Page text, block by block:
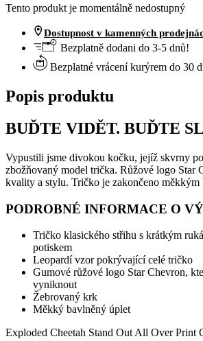
Tento produkt je momentálně nedostupný
Dostupnost v kamenných
Bezplatně dodani do 3-5 dnů!
Bezplatné vrácení kurýrem do 30
Popis produktu
BUĎTE VIDĚT. BUĎTE
Vypustili jsme divokou kočku, jejíž skvrny
zbožňovaný model trička. Růžové logo Star
kvality a stylu. Tričko je zakončeno měkkým
PODROBNÉ INFORMACE O
Tričko klasického střihu s krátkým
potiskem
Leopardí vzor pokrývající celé tričko
Gumové růžové logo Star Chevron,
vyniknout
Žebrovaný krk
Měkký bavlněný úplet
Exploded Cheetah Stand Out All Over Print